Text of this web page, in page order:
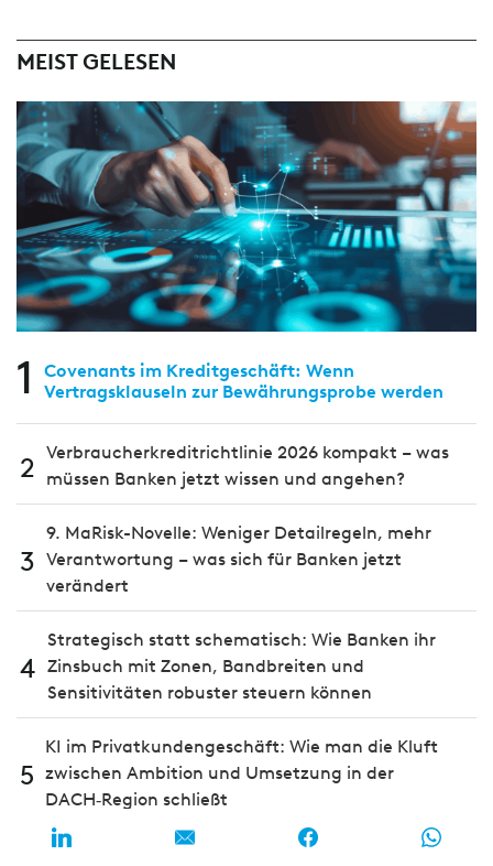
MEIST GELESEN
1
Covenants im Kreditgeschäft: Wenn
Vertragsklauseln zur Bewährungsprobe werden
2 Verbraucherkreditrichtlinie 2026 kompakt – was
müssen Banken jetzt wissen und angehen?
3
9. MaRisk-Novelle: Weniger Detailregeln, mehr
Verantwortung – was sich für Banken jetzt
verändert
4
Strategisch statt schematisch: Wie Banken ihr
Zinsbuch mit Zonen, Bandbreiten und
Sensitivitäten robuster steuern können
5
KI im Privatkundengeschäft: Wie man die Kluft
zwischen Ambition und Umsetzung in der
DACH‑Region schließt